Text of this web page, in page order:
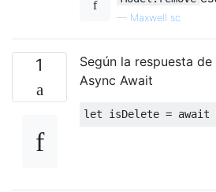
— Maxwell sc
1
Según la respuesta
Async Await
let isDelete = await